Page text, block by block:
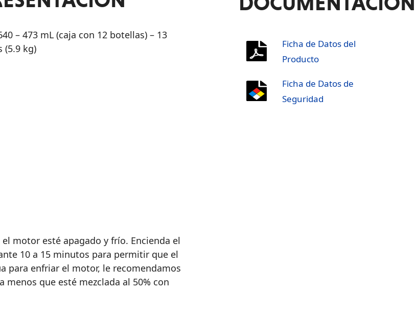
– 473 mL (caja con 12 botellas) – 13
(5.9 kg)
motor esté apagado y frío. Encienda el
10 a 15 minutos para permitir que el
para enfriar el motor, le recomendamos
menos que esté mezclada al 50% con
Ficha de Datos del
Producto
Ficha de Datos de
Seguridad